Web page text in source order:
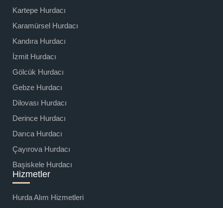
Kartepe Hurdacı
Karamürsel Hurdacı
Kandıra Hurdacı
İzmit Hurdacı
Gölcük Hurdacı
Gebze Hurdacı
Dilovası Hurdacı
Derince Hurdacı
Darıca Hurdacı
Çayırova Hurdacı
Başiskele Hurdacı
Hizmetler
Hurda Alım Hizmetleri